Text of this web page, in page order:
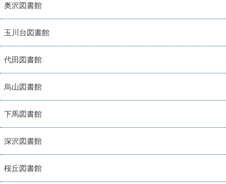
奥沢図書館
玉川台図書館
代田図書館
烏山図書館
下馬図書館
深沢図書館
桜丘図書館